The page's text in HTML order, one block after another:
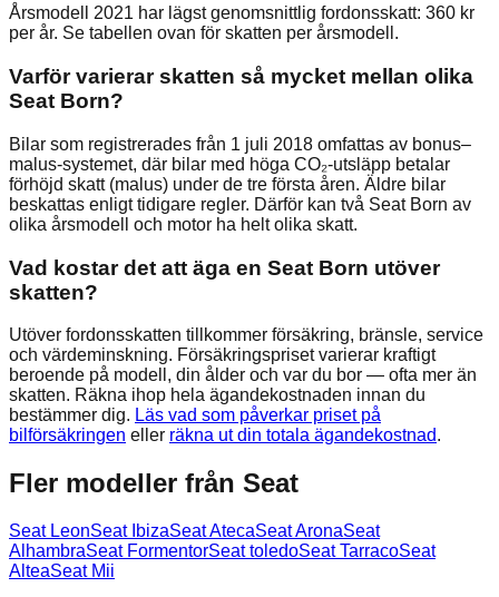
Årsmodell 2021 har lägst genomsnittlig fordonsskatt: 360 kr
per år. Se tabellen ovan för skatten per årsmodell.
Varför varierar skatten så mycket mellan olika
Seat Born?
Bilar som registrerades från 1 juli 2018 omfattas av bonus–
malus-systemet, där bilar med höga CO₂-utsläpp betalar
förhöjd skatt (malus) under de tre första åren. Äldre bilar
beskattas enligt tidigare regler. Därför kan två Seat Born av
olika årsmodell och motor ha helt olika skatt.
Vad kostar det att äga en Seat Born utöver
skatten?
Utöver fordonsskatten tillkommer försäkring, bränsle, service
och värdeminskning. Försäkringspriset varierar kraftigt
beroende på modell, din ålder och var du bor — ofta mer än
skatten. Räkna ihop hela ägandekostnaden innan du
bestämmer dig. Läs vad som påverkar priset på
bilförsäkringen eller räkna ut din totala ägandekostnad.
Fler modeller från Seat
Seat LeonSeat IbizaSeatAtecaSeatAronaSeat
AlhambraSeat FormentorSeat toledoSeat TarracoSeat
AlteaSeat Mii